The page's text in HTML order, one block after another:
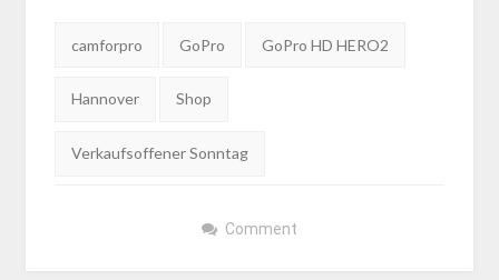
camforpro GoPro GoPro HD HERO2
Hannover Shop
Verkaufsoffener Sonntag
Comment